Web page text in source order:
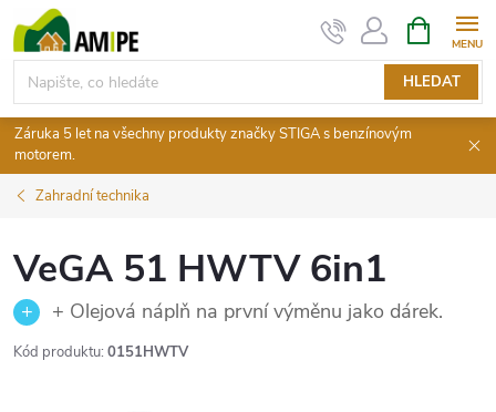
na
obsah
HLEDAT
NÁKUPNÍ
KOŠÍK
Záruka 5 let na všechny produkty značky STIGA s benzínovým
motorem.
Zahradní technika
VeGA 51 HWTV 6in1
+ Olejová náplň na první výměnu jako dárek.
Kód produktu: 0151HWTV